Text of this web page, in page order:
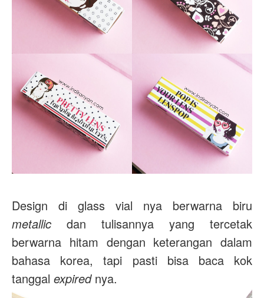
Design di glass vial nya berwarna biru
metallic dan tulisannya yang tercetak
berwarna hitam dengan keterangan dalam
bahasa korea, tapi pasti bisa baca kok
tanggal expirednya.